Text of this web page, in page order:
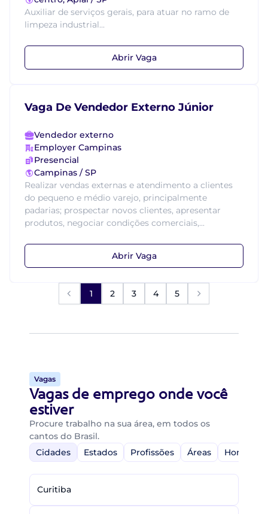
Auxiliar de serviços gerais, para atuar no ramo de
limpeza industrial...
Abrir Vaga
Vaga De Vendedor Externo Júnior
Vendedor externo
Employer Campinas
Presencial
Campinas / SP
Realizar vendas externas e atendimento a clientes
do pequeno e médio varejo, principalmente
padarias; prospectar novos clientes, apresentar
produtos, negociar condições comerciais,...
Abrir Vaga
1 2 3 4 5
Vagas
Vagas de emprego onde você
estiver
Procure trabalho na sua área, em todos os
cantos do Brasil.
Cidades
Estados Profissões Áreas Home-
Curitiba